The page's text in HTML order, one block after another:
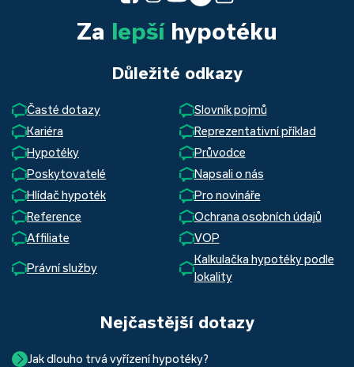
Za lepšíhypotéku
Důležité odkazy
Časté dotazy
Slovník pojmů
Kariéra
Reprezentativní příklad
Hypotéky
Průvodce
Poskytovatelé
Napsali o nás
Hlídač hypoték
Pro novináře
Reference
Ochrana osobních údajů
Affiliate
VOP
Právní služby
Kalkulačka hypotéky podle
lokality
Nejčastější dotazy
Jak dlouho trvá vyřízení hypotéky?